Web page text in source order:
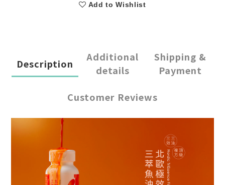
Add to Wishlist
Description
Additional
details
Shipping &
Payment
Customer Reviews